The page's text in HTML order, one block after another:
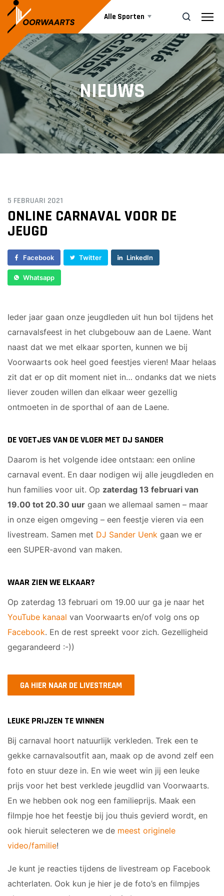
Alle Sporten
Nieuws
Events
Business
Ledenshop
ZOEK
NIEUWS
5 FEBRUARI 2021
ONLINE CARNAVAL VOOR DE
JEUGD
Facebook Twitter LinkedIn
Whatsapp
Ieder jaar gaan onze jeugdleden uit hun bol tijdens het
carnavalsfeest in het clubgebouw aan de Laene. Want
naast dat we met elkaar sporten, kunnen we bij
Voorwaarts ook heel goed feestjes vieren! Maar helaas
zit dat er op dit moment niet in… ondanks dat we niets
liever zouden willen dan elkaar weer gezellig
ontmoeten in de sporthal of aan de Laene.
DE VOETJES VAN DE VLOER MET DJ SANDER
Daarom is het volgende idee ontstaan: een online
carnaval event. En daar nodigen wij alle jeugdleden en
hun families voor uit. Op zaterdag 13 februari van
19.00 tot 20.30 uur gaan we allemaal samen – maar
in onze eigen omgeving – een feestje vieren via een
livestream. Samen met DJ Sander Uenk gaan we er
een SUPER-avond van maken.
WAAR ZIEN WE ELKAAR?
Op zaterdag 13 februari om 19.00 uur ga je naar het
YouTube kanaal van Voorwaarts en/of volg ons op
Facebook. En de rest spreekt voor zich. Gezelligheid
gegarandeerd :-))
GA HIER NAAR DE LIVESTREAM
LEUKE PRIJZEN TE WINNEN
Bij carnaval hoort natuurlijk verkleden. Trek een te
gekke carnavalsoutfit aan, maak op de avond zelf een
foto en stuur deze in. En wie weet win jij een leuke
prijs voor het best verklede jeugdlid van Voorwaarts.
En we hebben ook nog een familieprijs. Maak een
filmpje hoe het feestje bij jou thuis gevierd wordt, en
ook hieruit selecteren we de meest originele
video/familie!
Je kunt je reacties tijdens de livestream op Facebook
achterlaten. Ook kun je hier je de foto’s en filmpjes